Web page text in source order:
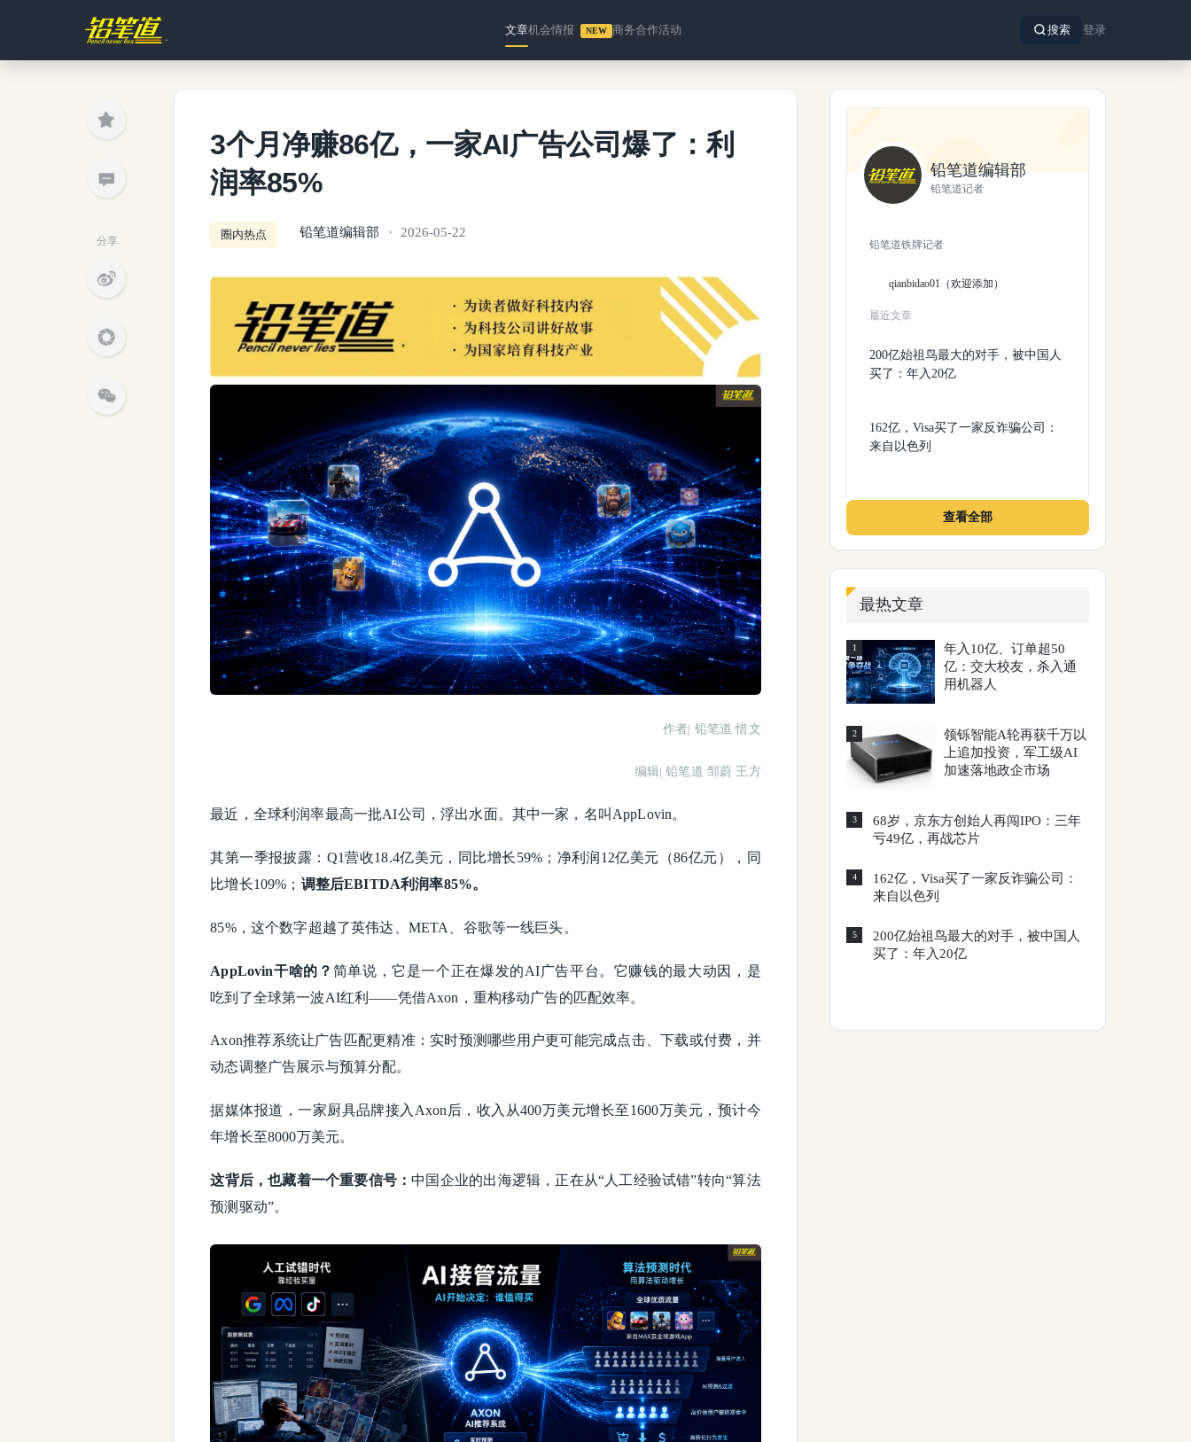
文章机会情报 NEW 商务合作活动 搜索 登录
分享
3个月净赚86亿，一家AI广告公司爆了：利
润率85%
圈内热点 铅笔道编辑部 2026-05-22
作者| 铅笔道 惜文
编辑| 铅笔道 邹蔚 王方
最近，全球利润率最高一批AI公司，浮出水面。其中一家，名叫AppLovin。
其第一季报披露：Q1营收18.4亿美元，同比增长59%；净利润12亿美元（86亿元），同
比增长109%； 调整后EBITDA利润率85%。
85%，这个数字超越了英伟达、META、谷歌等一线巨头。
AppLovin干啥的？ 简单说，它是一个正在爆发的AI广告平台。它赚钱的最大动因，是
吃到了全球第一波AI红利——凭借Axon，重构移动广告的匹配效率。
Axon推荐系统让广告匹配更精准：实时预测哪些用户更可能完成点击、下载或付费，并
动态调整广告展示与预算分配。
据媒体报道，一家厨具品牌接入Axon后，收入从400万美元增长至1600万美元，预计今
年增长至8000万美元。
这背后，也藏着一个重要信号：中国企业的出海逻辑，正在从“人工经验试错”转向“算法
预测驱动”。
铅笔道编辑部
铅笔道记者
铅笔道铁牌记者
qianbidao01（欢迎添加）
最近文章
200亿始祖鸟最大的对手，被中国人
买了：年入20亿
162亿，Visa买了一家反诈骗公司：
来自以色列
查看全部
最热文章
1
年入10亿、订单超50
亿：交大校友，杀入通
用机器人
2
领铄智能A轮再获千万以
上追加投资，军工级AI
加速落地政企市场
3
68岁，京东方创始人再闯IPO：三年
亏49亿，再战芯片
4
162亿，Visa买了一家反诈骗公司：
来自以色列
5
200亿始祖鸟最大的对手，被中国人
买了：年入20亿